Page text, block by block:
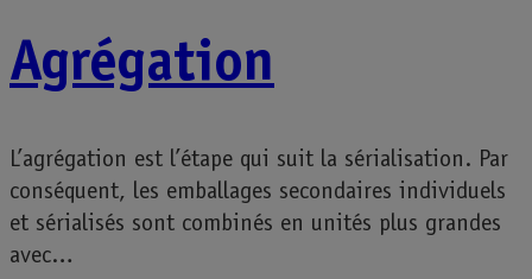
Agrégation
L’agrégation est l’étape qui suit la sérialisation. Par
conséquent, les emballages secondaires individuels
et sérialisés sont combinés en unités plus grandes
avec…